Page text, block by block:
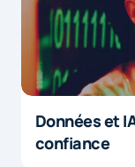
Données et
confiance